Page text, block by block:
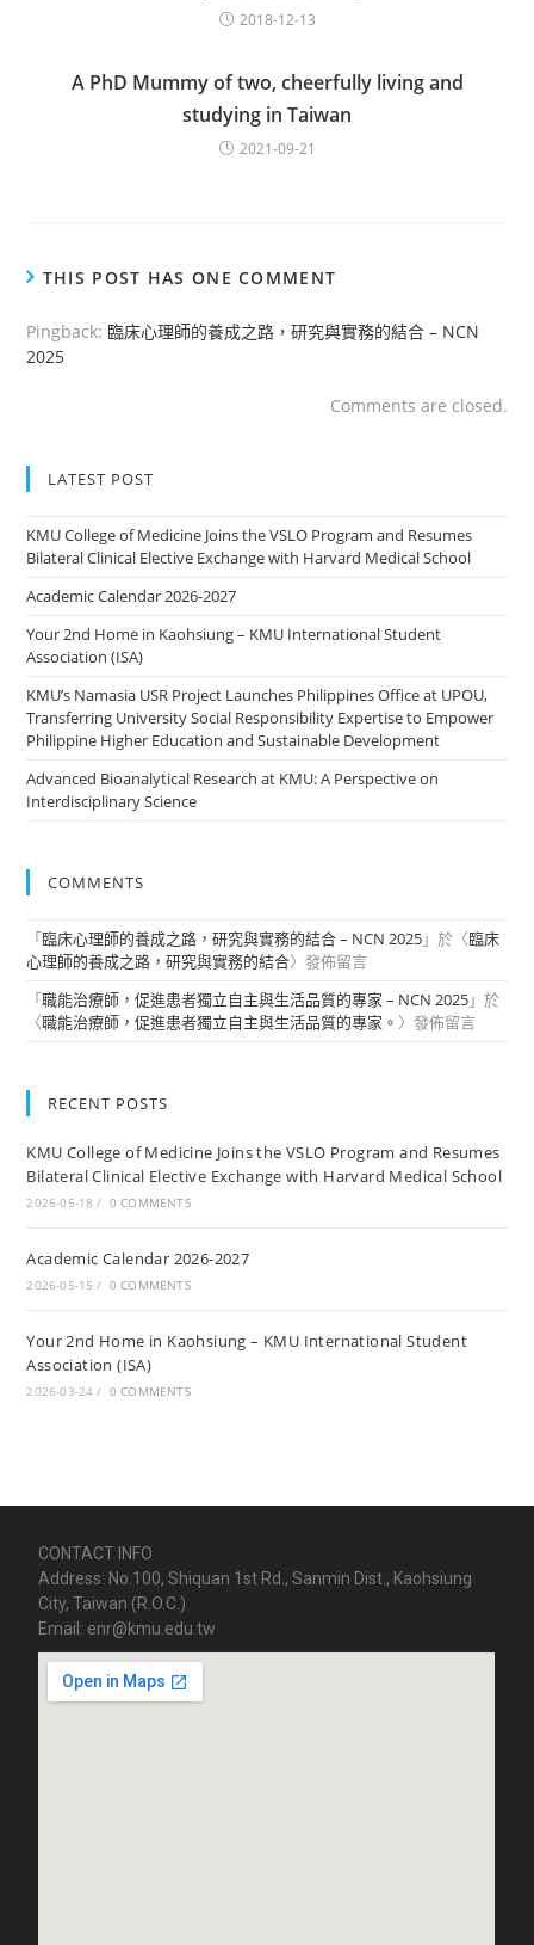
2018-12-13
A PhD Mummy of two, cheerfully living and
studying in Taiwan
2021-09-21
THIS POST HAS ONE COMMENT
Pingback: 臨床心理師的養成之路，研究與實務的結合 – NCN
2025
Comments are closed.
LATEST POST
KMU College of Medicine Joins the VSLO Program and Resumes
Bilateral Clinical Elective Exchange with Harvard Medical School
Academic Calendar 2026-2027
Your 2nd Home in Kaohsiung – KMU International Student
Association (ISA)
KMU’s Namasia USR Project Launches Philippines Office at UPOU,
Transferring University Social Responsibility Expertise to Empower
Philippine Higher Education and Sustainable Development
Advanced Bioanalytical Research at KMU: A Perspective on
Interdisciplinary Science
COMMENTS
「臨床心理師的養成之路，研究與實務的結合 – NCN 2025」於〈臨床
心理師的養成之路，研究與實務的結合〉發佈留言
「職能治療師，促進患者獨立自主與生活品質的專家 – NCN 2025」於
〈職能治療師，促進患者獨立自主與生活品質的專家。 〉發佈留言
RECENT POSTS
KMU College of Medicine Joins the VSLO Program and Resumes
Bilateral Clinical Elective Exchange with Harvard Medical School
2026-05-18 / 0 COMMENTS
Academic Calendar 2026-2027
2026-05-15 / 0 COMMENTS
Your 2nd Home in Kaohsiung – KMU International Student
Association (ISA)
2026-03-24 / 0 COMMENTS
CONTACT INFO
Address: No.100, Shiquan 1st Rd., Sanmin Dist., Kaohsiung
City, Taiwan (R.O.C.)
Email: enr@kmu.edu.tw